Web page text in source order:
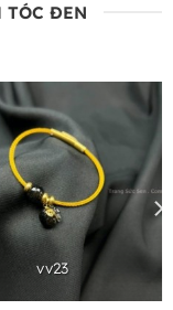
TÓC ĐEN
vv23